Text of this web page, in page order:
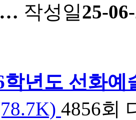
작성일25-
학년도 선화
4856회